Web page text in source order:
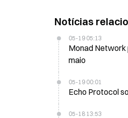
Notícias
05-19 05:13
Monad Network
maio
05-19 00:01
Echo Protocol
05-18 13:53